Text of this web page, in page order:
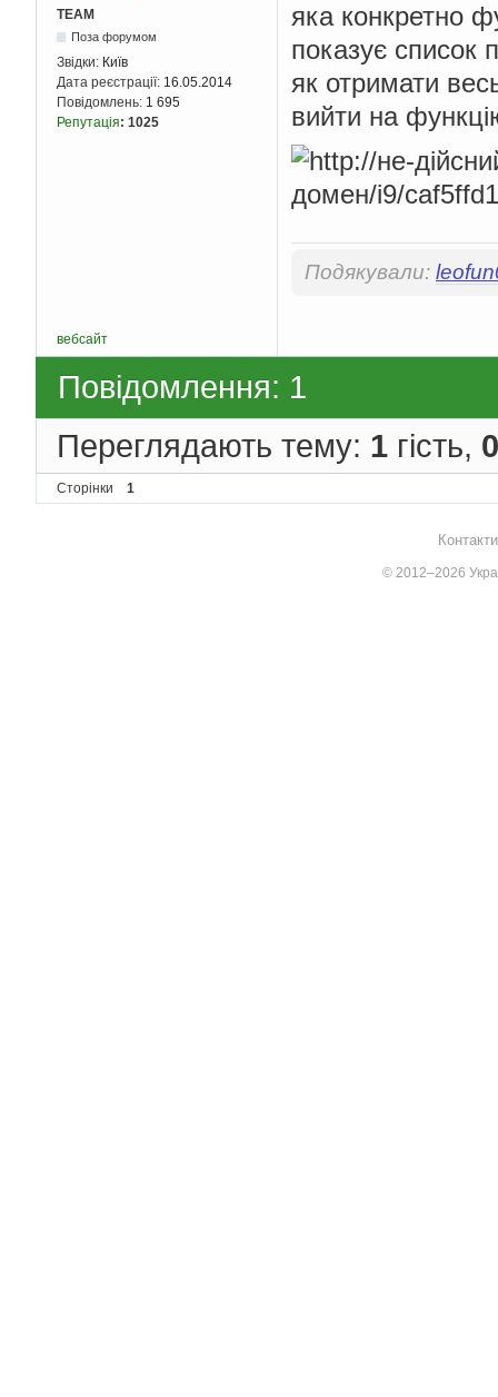
TEAM
Поза форумом
Звідки: Київ
Дата реєстрації: 16.05.2014
Повідомлень: 1 695
Репутація: 1025
яка конкретно
показує список
як отримати
вийти на
Подякували:
вебсайт
Повідомлення: 1
Переглядають тему: 1 гість, 0
Сторінки 1
© 2012–2026